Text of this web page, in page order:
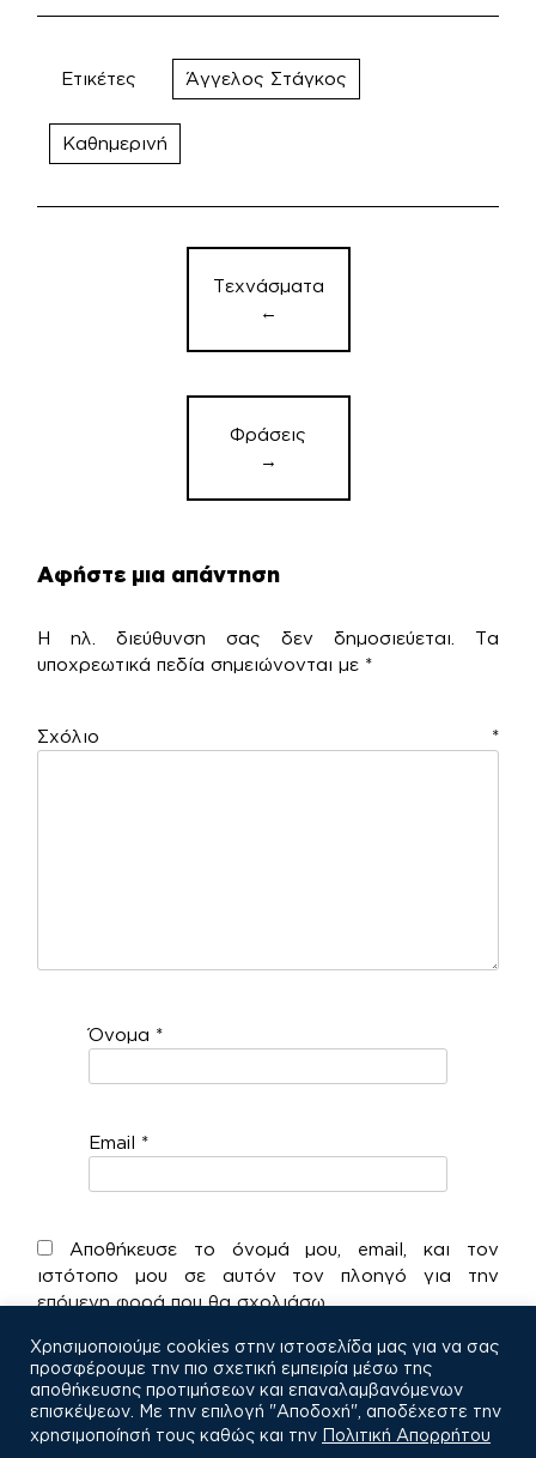
Ετικέτες Άγγελος Στάγκος
Καθημερινή
Πλοήγηση
άρθρων
Τεχνάσματα
←
Φράσεις
→
Αφήστε μια απάντηση
Η ηλ. διεύθυνση σας δεν δημοσιεύεται.
Τα
υποχρεωτικά πεδία σημειώνονται με *
Σχόλιο *
Όνομα *
Email *
Αποθήκευσε το όνομά μου, email, και τον
ιστότοπο μου σε αυτόν τον πλοηγό για την
επόμενη φορά που θα σχολιάσω.
Χρησιμοποιούμε cookies στην ιστοσελίδα μας για να σας
προσφέρουμε την πιο σχετική εμπειρία μέσω της
αποθήκευσης προτιμήσεων και επαναλαμβανόμενων
επισκέψεων. Με την επιλογή "Αποδοχή", αποδέχεστε την
χρησιμοποίησή τους καθώς και την Πολιτική Απορρήτου